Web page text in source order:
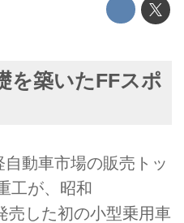
を築いたFFスポ
動車市場の販売トッ
工が、昭和
売した初の小型乗用車